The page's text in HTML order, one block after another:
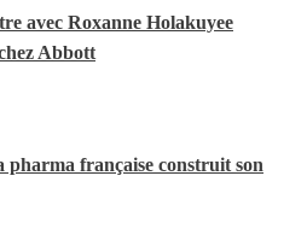
avec Roxanne Holakuyee
Abbott
pharma française construit son